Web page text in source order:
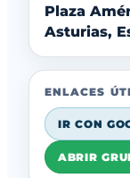
Plaza
Asturias,
ENLACES
IR CON
ABRIR